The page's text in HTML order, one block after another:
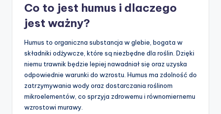
Co to jest humus i dlaczego
jest ważny?
Humus to organiczna substancja w glebie, bogata w
składniki odżywcze, które są niezbędne dla roślin. Dzięki
niemu trawnik będzie lepiej nawadniał się oraz uzyska
odpowiednie warunki do wzrostu. Humus ma zdolność do
zatrzymywania wody oraz dostarczania roślinom
mikroelementów, co sprzyja zdrowemu i równomiernemu
wzrostowi murawy.